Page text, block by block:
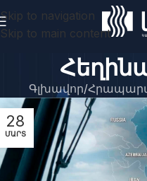
Skip to navigation
Skip to main content
Գլխավոր/
28
ՄԱՐՏ